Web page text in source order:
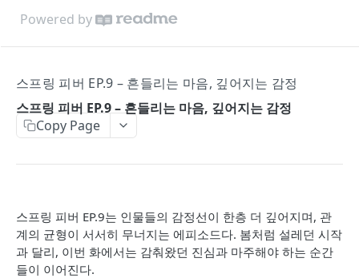
Powered by
스프링 피버 EP.9 – 흔들리는 마음, 깊어지는 감정
스프링 피버 EP.9 – 흔들리는 마음, 깊어지는 감정
Copy Page
스프링 피버 EP.9는 인물들의 감정선이 한층 더 깊어지며, 관
계의 균형이 서서히 무너지는 에피소드다. 봄처럼 설레던 시작
과 달리, 이번 화에서는 감춰왔던 진심과 마주해야 하는 순간
들이 이어진다.